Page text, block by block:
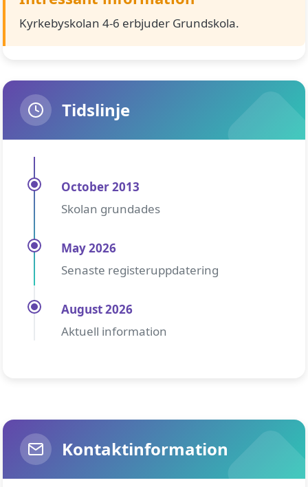
Kyrkebyskolan 4-6 erbjuder Grundskola.
Tidslinje
October 2013
Skolan grundades
May 2026
Senaste registeruppdatering
August 2026
Aktuell information
Kontaktinformation